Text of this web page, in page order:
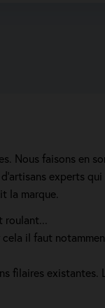
Nous faisons en
experts
la marque.
roulant...
il faut
filaires existantes.